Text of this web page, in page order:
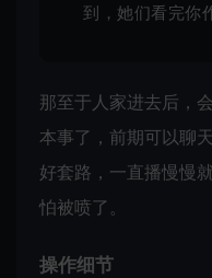
到，她们看完你
那至于人家进去后，
本事了，前期可以聊
好套路，一直播慢慢
怕被喷了。
操作细节